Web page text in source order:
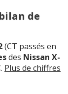
>>
résolus en
du bloc moteur
maître-
de
(CT passés en
des Nissan X-
. Plus de chiffres